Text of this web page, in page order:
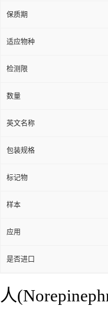
保质期
适应物种
检测限
数量
英文名称
包装规格
标记物
样本
应用
是否进口
人